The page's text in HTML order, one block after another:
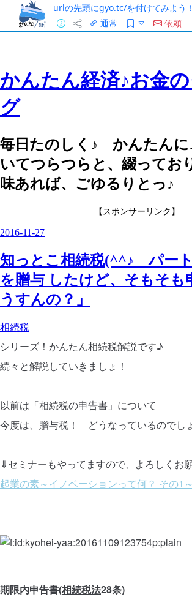
urlの先頭にgyo.tc/を付けてみよう！
通常
依頼